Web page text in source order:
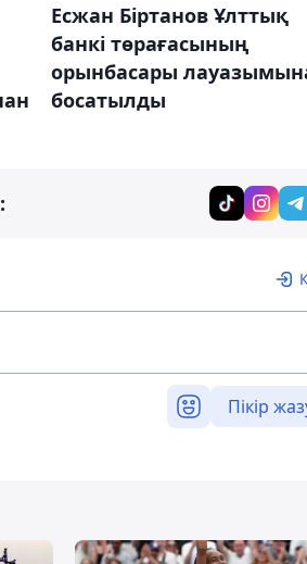
Есжан Біртанов Ұлттық
банкі төрағасының
орынбасары
босатылды
Пікір